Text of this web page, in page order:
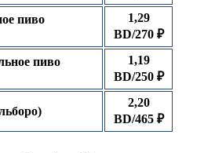
пиво
1,29
BD/270 ₽
пиво
1,19
BD/250 ₽
2,20
BD/465 ₽